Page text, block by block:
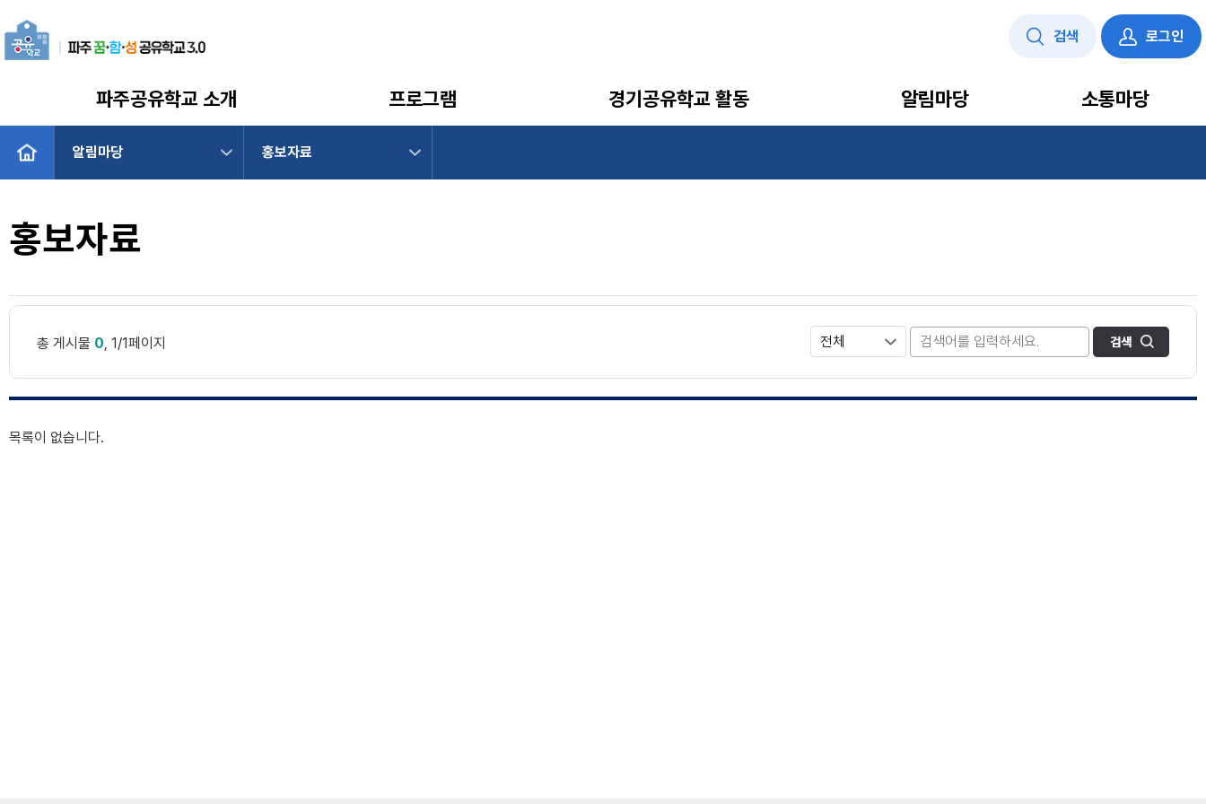
검색 로그인
파주공유학교 소개 프로그램 경기공유학교 활동 알림마당 소통마당
알림마당 홍보자료
알림마당 홍보자료
홍보자료
총 게시물 0, 1/1페이지
목록이 없습니다.